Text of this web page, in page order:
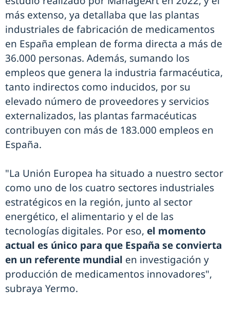
más extenso, ya detallaba que las plantas
industriales de fabricación de medicamentos
en España emplean de forma directa a más de
36.000 personas. Además, sumando los
empleos que genera la industria farmacéutica,
tanto indirectos como inducidos, por su
elevado número de proveedores y servicios
externalizados, las plantas farmacéuticas
contribuyen con más de 183.000 empleos en
España.
"La Unión Europea ha situado a nuestro sector
como uno de los cuatro sectores industriales
estratégicos en la región, junto al sector
energético, el alimentario y el de las
tecnologías digitales. Por eso, el momento
actual es único para que España se convierta
en un referente mundial en investigación y
producción de medicamentos innovadores",
subraya Yermo.